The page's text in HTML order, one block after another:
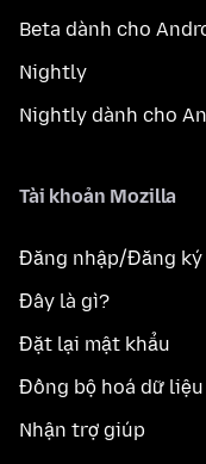
Beta dành cho
Nightly
Nightly dành cho
Tài khoản Mozilla
Đăng nhập/Đăng ký
Đây là gì?
Đặt lại mật khẩu
Đồng bộ hoá dữ liệu
Nhận trợ giúp